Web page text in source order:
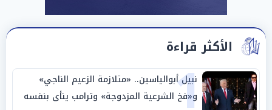
الأكثر قراءة
نبيل أبوالياسين.. «متلازمة الزعيم الناجي»
و«فخ الشرعية المزدوجة» وترامب ينأى بنفسه